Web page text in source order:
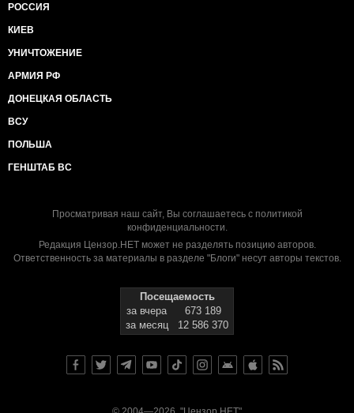
РОССИЯ
КИЕВ
УНИЧТОЖЕНИЕ
АРМИЯ РФ
ДОНЕЦКАЯ ОБЛАСТЬ
ВСУ
ПОЛЬША
ГЕНШТАБ ВС
Просматривая наш сайт, Вы соглашаетесь с политикой
конфиденциальности.
Редакция Цензор.НЕТ может не разделять позицию авторов.
Ответственность за материалы в разделе "Блоги" несут авторы текстов.
Посещаемость
за вчера
673 189
за месяц
12 586 370